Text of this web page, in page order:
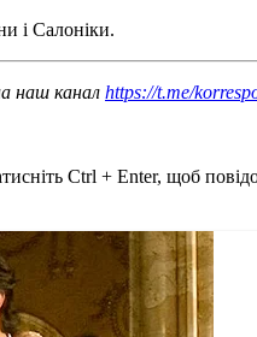
і Салоніки.
наш канал https://t.me/
Ctrl + Enter, щоб